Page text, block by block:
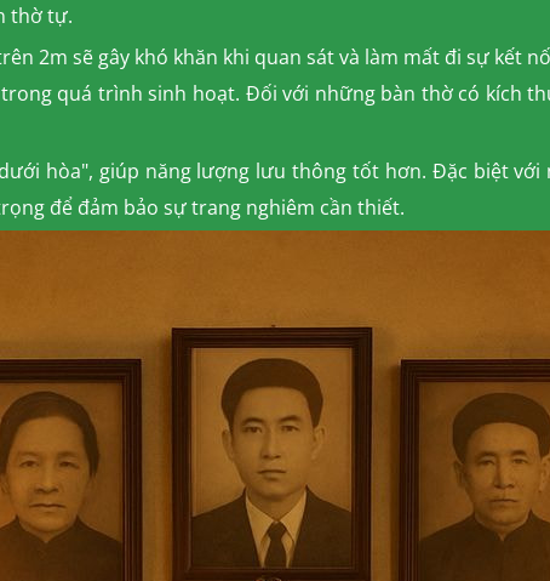
thờ tự.
2m sẽ gây khó khăn khi quan sát và làm mất đi sự kết
quá trình sinh hoạt. Đối với những bàn thờ có kích
hòa", giúp năng lượng lưu thông tốt hơn. Đặc biệt
để đảm bảo sự trang nghiêm cần thiết.